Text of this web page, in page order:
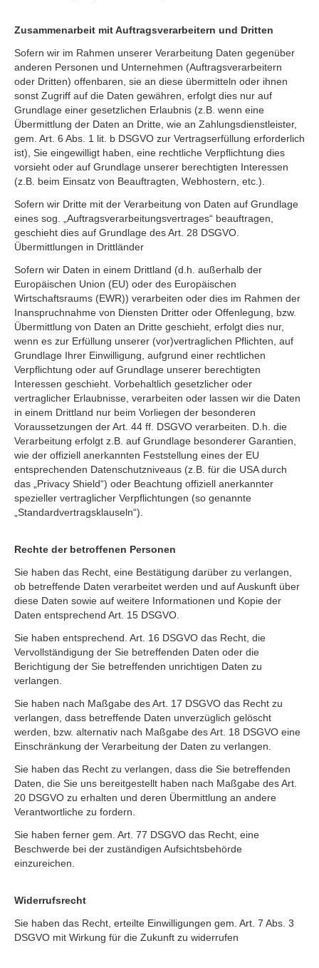
Zusammenarbeit mit Auftragsverarbeitern und Dritten
Sofern wir im Rahmen unserer Verarbeitung Daten gegenüber
anderen Personen und Unternehmen (Auftragsverarbeitern
oder Dritten) offenbaren, sie an diese übermitteln oder ihnen
sonst Zugriff auf die Daten gewähren, erfolgt dies nur auf
Grundlage einer gesetzlichen Erlaubnis (z.B. wenn eine
Übermittlung der Daten an Dritte, wie an Zahlungsdienstleister,
gem. Art. 6 Abs. 1 lit. b DSGVO zur Vertragserfüllung erforderlich
ist), Sie eingewilligt haben, eine rechtliche Verpflichtung dies
vorsieht oder auf Grundlage unserer berechtigten Interessen
(z.B. beim Einsatz von Beauftragten, Webhostern, etc.).
Sofern wir Dritte mit der Verarbeitung von Daten auf Grundlage
eines sog. „Auftragsverarbeitungsvertrages“ beauftragen,
geschieht dies auf Grundlage des Art. 28 DSGVO.
Übermittlungen in Drittländer
Sofern wir Daten in einem Drittland (d.h. außerhalb der
Europäischen Union (EU) oder des Europäischen
Wirtschaftsraums (EWR)) verarbeiten oder dies im Rahmen der
Inanspruchnahme von Diensten Dritter oder Offenlegung, bzw.
Übermittlung von Daten an Dritte geschieht, erfolgt dies nur,
wenn es zur Erfüllung unserer (vor)vertraglichen Pflichten, auf
Grundlage Ihrer Einwilligung, aufgrund einer rechtlichen
Verpflichtung oder auf Grundlage unserer berechtigten
Interessen geschieht. Vorbehaltlich gesetzlicher oder
vertraglicher Erlaubnisse, verarbeiten oder lassen wir die Daten
in einem Drittland nur beim Vorliegen der besonderen
Voraussetzungen der Art. 44 ff. DSGVO verarbeiten. D.h. die
Verarbeitung erfolgt z.B. auf Grundlage besonderer Garantien,
wie der offiziell anerkannten Feststellung eines der EU
entsprechenden Datenschutzniveaus (z.B. für die USA durch
das „Privacy Shield“) oder Beachtung offiziell anerkannter
spezieller vertraglicher Verpflichtungen (so genannte
„Standardvertragsklauseln“).
Rechte der betroffenen Personen
Sie haben das Recht, eine Bestätigung darüber zu verlangen,
ob betreffende Daten verarbeitet werden und auf Auskunft über
diese Daten sowie auf weitere Informationen und Kopie der
Daten entsprechend Art. 15 DSGVO.
Sie haben entsprechend. Art. 16 DSGVO das Recht, die
Vervollständigung der Sie betreffenden Daten oder die
Berichtigung der Sie betreffenden unrichtigen Daten zu
verlangen.
Sie haben nach Maßgabe des Art. 17 DSGVO das Recht zu
verlangen, dass betreffende Daten unverzüglich gelöscht
werden, bzw. alternativ nach Maßgabe des Art. 18 DSGVO eine
Einschränkung der Verarbeitung der Daten zu verlangen.
Sie haben das Recht zu verlangen, dass die Sie betreffenden
Daten, die Sie uns bereitgestellt haben nach Maßgabe des Art.
20 DSGVO zu erhalten und deren Übermittlung an andere
Verantwortliche zu fordern.
Sie haben ferner gem. Art. 77 DSGVO das Recht, eine
Beschwerde bei der zuständigen Aufsichtsbehörde
einzureichen.
Widerrufsrecht
Sie haben das Recht, erteilte Einwilligungen gem. Art. 7 Abs. 3
DSGVO mit Wirkung für die Zukunft zu widerrufen